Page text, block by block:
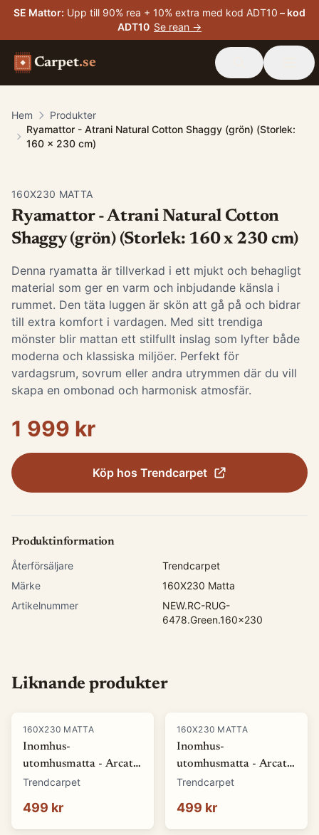
SE Mattor: Upp till 90% rea + 10% extra med kod ADT10 – kod
ADT10 Se rean →
Carpet.se
Hem
Produkter
Ryamattor - Atrani Natural Cotton Shaggy (grön) (Storlek:
160 x 230 cm)
160X230 MATTA
Ryamattor - Atrani Natural Cotton
Shaggy (grön) (Storlek: 160 x 230 cm)
Denna ryamatta är tillverkad i ett mjukt och behagligt
material som ger en varm och inbjudande känsla i
rummet. Den täta luggen är skön att gå på och bidrar
till extra komfort i vardagen. Med sitt trendiga
mönster blir mattan ett stilfullt inslag som lyfter både
moderna och klassiska miljöer. Perfekt för
vardagsrum, sovrum eller andra utrymmen där du vill
skapa en ombonad och harmonisk atmosfär.
1 999 kr
Köp hos Trendcarpet
Produktinformation
Återförsäljare
Trendcarpet
Märke
160X230 Matta
Artikelnummer
NEW.RC-RUG-
6478.Green.160x230
Liknande produkter
160X230 MATTA
Inomhus-
utomhusmatta - Arcata
(blå) (Storlek: 80 x 150
Trendcarpet
499 kr
160X230 MATTA
Inomhus-
utomhusmatta - Arcata
(röd) (Storlek: 80 x 150
Trendcarpet
499 kr